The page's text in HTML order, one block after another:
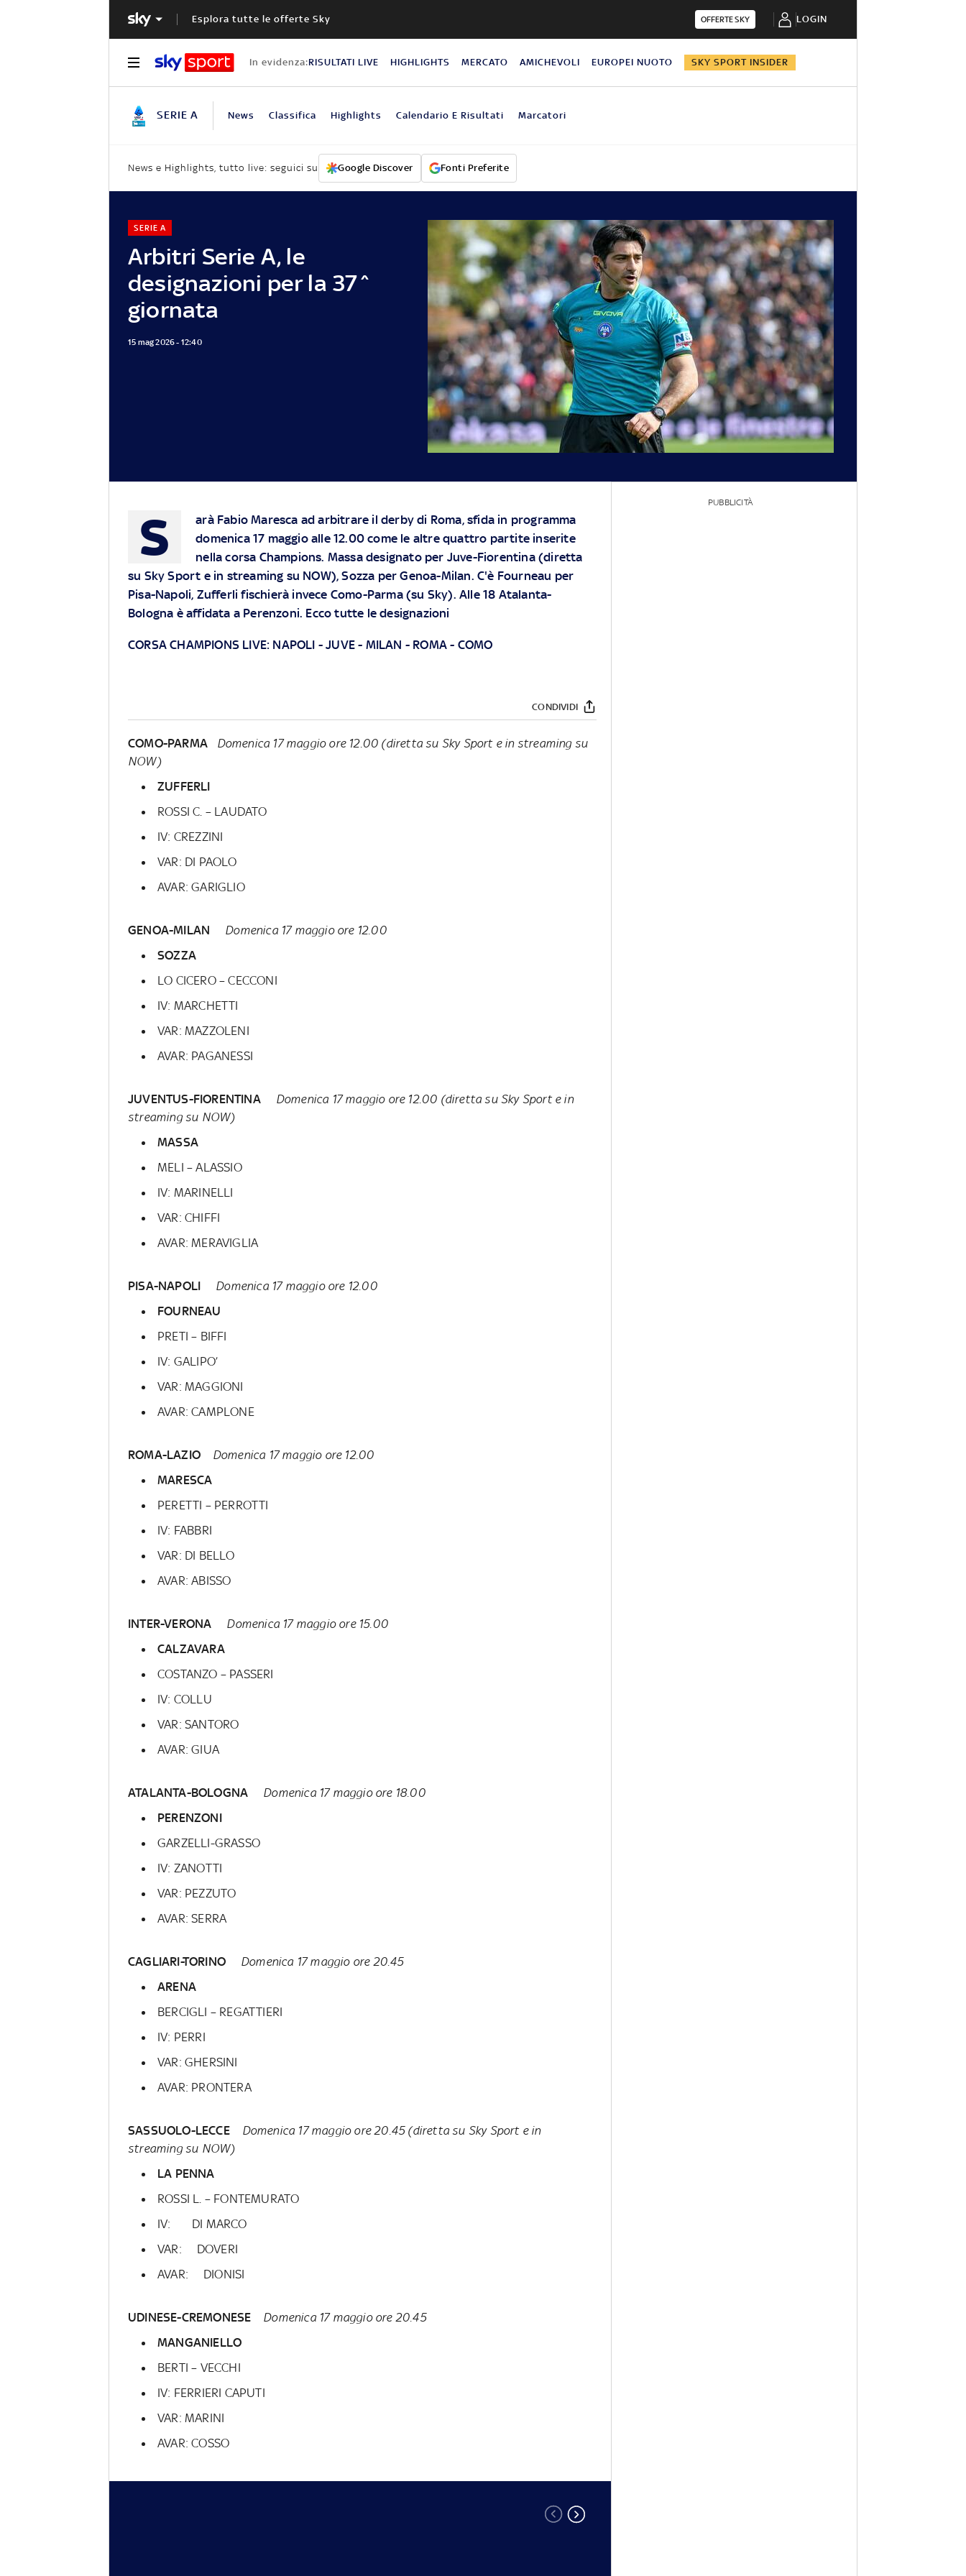
Esplora tutte le offerte Sky OFFERTE SKY LOGIN
In evidenza:RISULTATI LIVE HIGHLIGHTS MERCATO AMICHEVOLI EUROPEI NUOTO SKY SPORT INSIDER
SERIE A News Classifica Highlights Calendario E Risultati Marcatori
News e Highlights, tutto live: seguici su Google Discover Fonti Preferite
Arbitri Serie A, le
designazioni per la 37^
giornata
SERIE A
15 mag 2026 - 12:40
S
arà Fabio Maresca ad arbitrare il derby di Roma, sfida in programma
domenica 17 maggio alle 12.00 come le altre quattro partite inserite
nella corsa Champions. Massa designato per Juve-Fiorentina (diretta
su Sky Sport e in streaming su NOW), Sozza per Genoa-Milan. C'è Fourneau per
Pisa-Napoli, Zufferli fischierà invece Como-Parma (su Sky). Alle 18 Atalanta-
Bologna è affidata a Perenzoni. Ecco tutte le designazioni
CORSA CHAMPIONS LIVE: NAPOLI -JUVE - MILAN - ROMA - COMO
CONDIVIDI
COMO-PARMA
Domenica 17 maggio ore 12.00 (diretta su Sky Sport e in streaming su
NOW)
ZUFFERLI
ROSSI C. – LAUDATO
IV: CREZZINI
VAR: DI PAOLO
AVAR: GARIGLIO
GENOA-MILAN
Domenica 17 maggio ore 12.00
SOZZA
LO CICERO – CECCONI
IV: MARCHETTI
VAR: MAZZOLENI
AVAR: PAGANESSI
JUVENTUS-FIORENTINA
Domenica 17 maggio ore 12.00 (diretta su Sky Sport e in
streaming su NOW)
MASSA
MELI – ALASSIO
IV: MARINELLI
VAR: CHIFFI
AVAR: MERAVIGLIA
PISA-NAPOLI
Domenica 17 maggio ore 12.00
FOURNEAU
PRETI – BIFFI
IV: GALIPO’
VAR: MAGGIONI
AVAR: CAMPLONE
ROMA-LAZIO
Domenica 17 maggio ore 12.00
MARESCA
PERETTI – PERROTTI
IV: FABBRI
VAR: DI BELLO
AVAR: ABISSO
INTER-VERONA
Domenica 17 maggio ore 15.00
CALZAVARA
COSTANZO – PASSERI
IV: COLLU
VAR: SANTORO
AVAR: GIUA
ATALANTA-BOLOGNA
Domenica 17 maggio ore 18.00
PERENZONI
GARZELLI-GRASSO
IV: ZANOTTI
VAR: PEZZUTO
AVAR: SERRA
CAGLIARI-TORINO
Domenica 17 maggio ore 20.45
ARENA
BERCIGLI – REGATTIERI
IV: PERRI
VAR: GHERSINI
AVAR: PRONTERA
SASSUOLO-LECCE
Domenica 17 maggio ore 20.45 (diretta su Sky Sport e in
streaming su NOW)
LA PENNA
ROSSI L. – FONTEMURATO
IV: DI MARCO
VAR: DOVERI
AVAR: DIONISI
UDINESE-CREMONESE
Domenica 17 maggio ore 20.45
MANGANIELLO
BERTI – VECCHI
IV: FERRIERI CAPUTI
VAR: MARINI
AVAR: COSSO
PUBBLICITÀ